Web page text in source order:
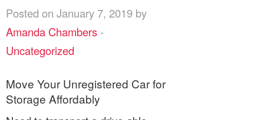
Posted on January 7, 2019 by
Amanda Chambers -
Uncategorized
Move Your Unregistered Car for
Storage Affordably